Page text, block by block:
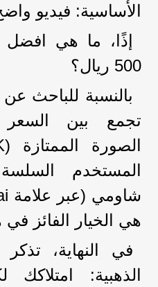
الأساسية: فيديو
إذًا، ما هي
500 ريال؟
بالنسبة للباحث
تجمع بين السعر
المستخدم
هي الخيار الفائز في
في النهاية،
الذهبية: امتلاكك